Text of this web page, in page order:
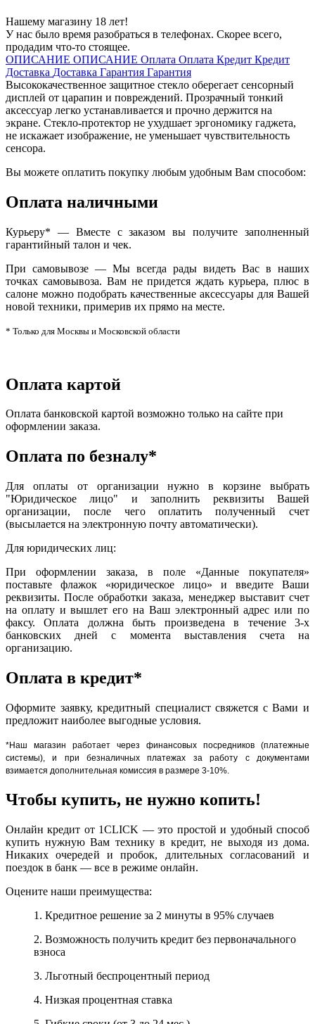
Нашему магазину 18 лет!
У нас было время разобраться в телефонах. Скорее всего,
продадим что-то стоящее.
ОПИСАНИЕ ОПИСАНИЕ Оплата Оплата Кредит Кредит
Доставка Доставка Гарантия Гарантия
Высококачественное защитное стекло оберегает сенсорный
дисплей от царапин и повреждений. Прозрачный тонкий
аксессуар легко устанавливается и прочно держится на
экране. Стекло-протектор не ухудшает эргономику гаджета,
не искажает изображение, не уменьшает чувствительность
сенсора.
Вы можете оплатить покупку любым удобным Вам способом:
Оплата наличными
Курьеру* — Вместе с заказом вы получите заполненный
гарантийный талон и чек.
При самовывозе — Мы всегда рады видеть Вас в наших
точках самовывоза. Вам не придется ждать курьера, плюс в
салоне можно подобрать качественные аксессуары для Вашей
новой техники, примерив их прямо на месте.
* Только для Москвы и Московской области
Оплата картой
Оплата банковской картой возможно только на сайте при
оформлении заказа.
Оплата по безналу*
Для оплаты от организации нужно в корзине выбрать
"Юридическое лицо" и заполнить реквизиты Вашей
организации, после чего оплатить полученный счет
(высылается на электронную почту автоматически).
Для юридических лиц:
При оформлении заказа, в поле «Данные покупателя»
поставьте флажок «юридическое лицо» и введите Ваши
реквизиты. После обработки заказа, менеджер выставит счет
на оплату и вышлет его на Ваш электронный адрес или по
факсу. Оплата должна быть произведена в течение 3-х
банковских дней с момента выставления счета на
организацию.
Оплата в кредит*
Оформите заявку, кредитный специалист свяжется с Вами и
предложит наиболее выгодные условия.
*Наш магазин работает через финансовых посредников (платежные
системы), и при безналичных платежах за работу с документами
взимается дополнительная комиссия в размере 3-10%.
Чтобы купить, не нужно копить!
Онлайн кредит от 1CLICK — это простой и удобный способ
купить нужную Вам технику в кредит, не выходя из дома.
Никаких очередей и пробок, длительных согласований и
поездок в банк — все в режиме онлайн.
Оцените наши преимущества:
1. Кредитное решение за 2 минуты в 95% случаев
2. Возможность получить кредит без первоначального
взноса
3. Льготный беспроцентный период
4. Низкая процентная ставка